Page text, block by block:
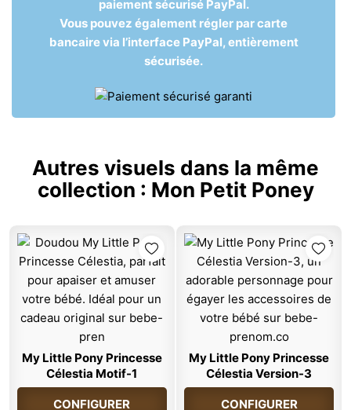
paiement sécurisé PayPal.
Vous pouvez également régler par carte
bancaire via l’interface PayPal, entièrement
sécurisée.
Autres visuels dans la même
collection : Mon Petit Poney
My Little Pony Princesse
Célestia Motif-1
CONFIGURER
My Little Pony Princesse
Célestia Version-3
CONFIGURER